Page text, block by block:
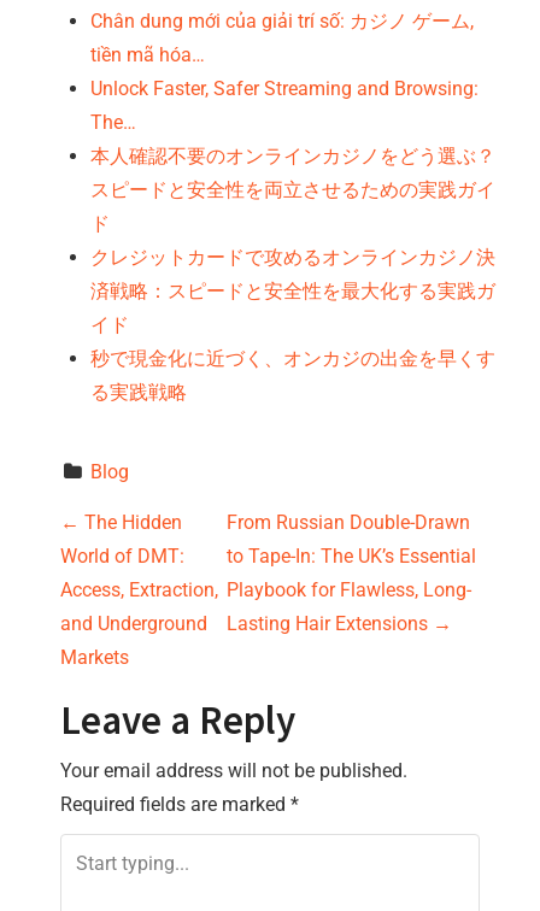
Chân dung mới của giải trí số: カジノ ゲーム,
tiền mã hóa…
Unlock Faster, Safer Streaming and Browsing:
The…
本人確認不要のオンラインカジノをどう選ぶ？
スピードと安全性を両立させるための実践ガイ
ド
クレジットカードで攻めるオンラインカジノ決
済戦略：スピードと安全性を最大化する実践ガ
イド
秒で現金化に近づく、オンカジの出金を早くす
る実践戦略
Blog
P
o
s
t
n
a
v
← The Hidden
World of DMT:
Access, Extraction,
and Underground
Markets
From Russian Double-Drawn
to Tape-In: The UK’s Essential
Playbook for Flawless, Long-
Lasting Hair Extensions →
Leave a Reply
Your email address will not be published.
Required fields are marked *